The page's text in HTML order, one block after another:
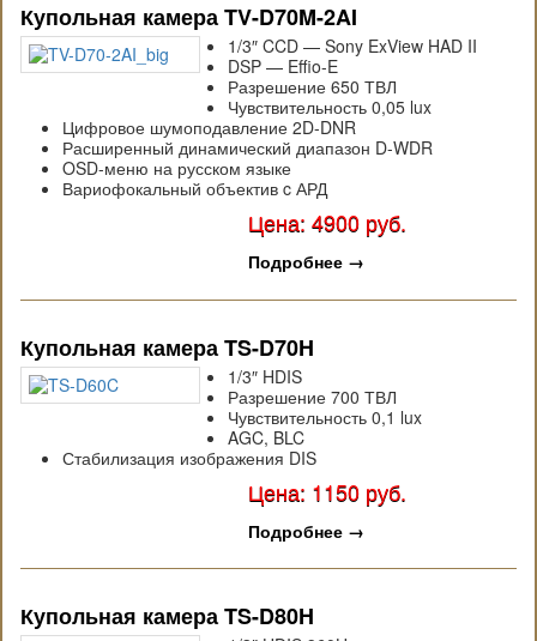
Купольная камера TV-D70M-2AI
1/3″ CCD — Sony ExView HAD II
DSP — Effio-E
Разрешение 650 ТВЛ
Чувствительность 0,05 lux
Цифровое шумоподавление 2D-DNR
Расширенный динамический диапазон D-WDR
OSD-меню на русском языке
Вариофокальный объектив c АРД
Цена: 4900 руб.
Подробнее →
Купольная камера TS-D70H
1/3″ HDIS
Разрешение 700 ТВЛ
Чувствительность 0,1 lux
AGC, BLC
Стабилизация изображения DIS
Цена: 1150 руб.
Подробнее →
Купольная камера TS-D80H